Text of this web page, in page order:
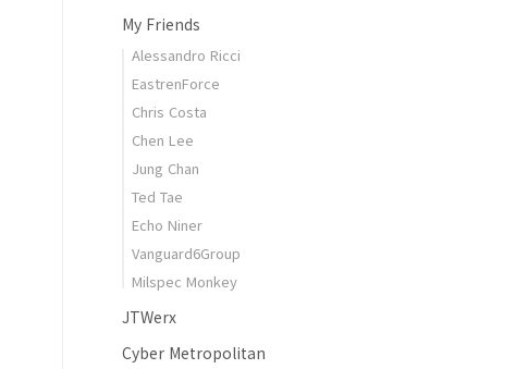
My Friends
Alessandro Ricci
EastrenForce
Chris Costa
Chen Lee
Jung Chan
Ted Tae
Echo Niner
Vanguard6Group
Milspec Monkey
JTWerx
Cyber Metropolitan